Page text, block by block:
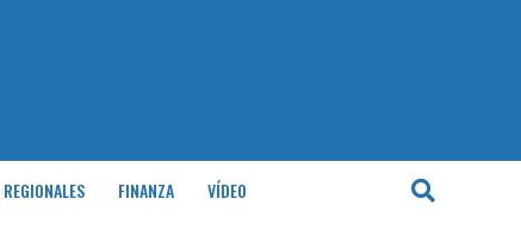
REGIONALES FINANZA VÍDEO